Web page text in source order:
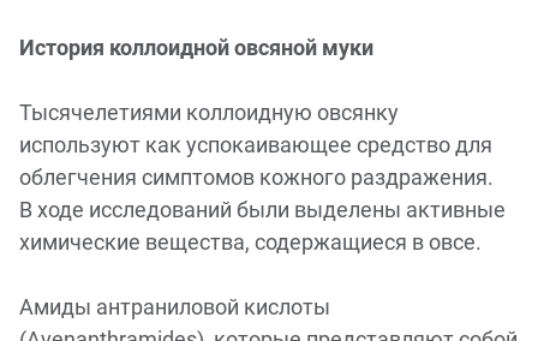
История коллоидной овсяной муки
Тысячелетиями коллоидную овсянку
используют как успокаивающее средство для
облегчения симптомов кожного раздражения.
В ходе исследований были выделены активные
химические вещества, содержащиеся в овсе.
Амиды антраниловой кислоты